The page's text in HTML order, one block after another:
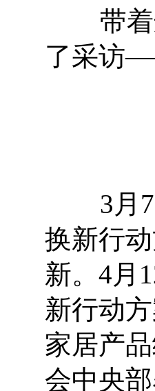
带着这
了采访
3月7
换新行
新。4月
新行动
家居产
会中央